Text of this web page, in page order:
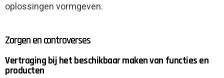
oplossingen vormgeven.
Zorgen en controverses
Vertraging bij het beschikbaar maken van functies en
producten